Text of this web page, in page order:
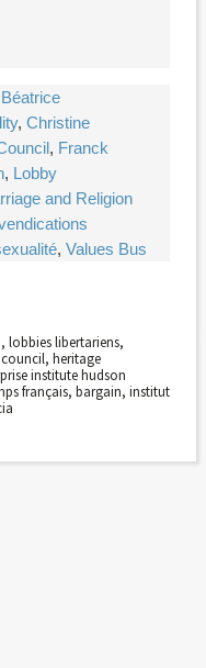
Béatrice
, Christine
, Franck
, Lobby
and Religion
, Values Bus
, lobbies libertariens,
, heritage
institute hudson
français, bargain, institut